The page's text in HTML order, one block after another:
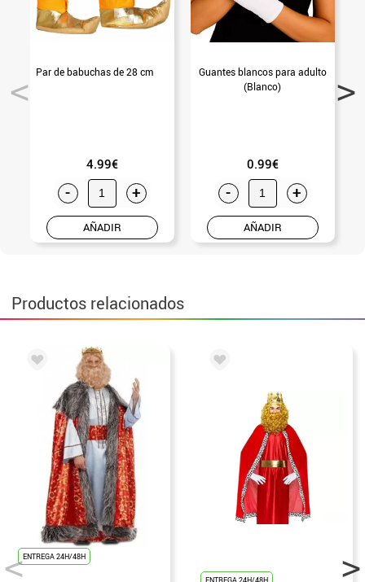
Par de babuchas de 28 cm
4.99€
- +
AÑADIR
Guantes blancos para adulto
(Blanco)
0.99€
- +
AÑADIR
Productos relacionados
ENTREGA 24H/48H